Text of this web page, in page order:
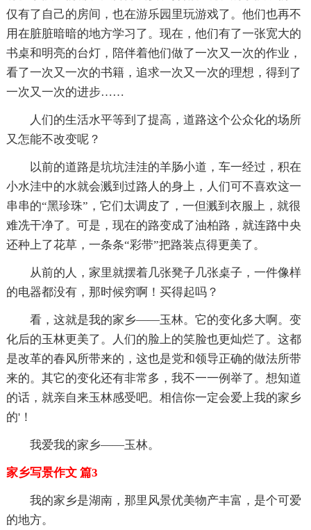
仅有了自己的房间，也在游乐园里玩游戏了。他们也再不
用在脏脏暗暗的地方学习了。现在，他们有了一张宽大的
书桌和明亮的台灯，陪伴着他们做了一次又一次的作业，
看了一次又一次的书籍，追求一次又一次的理想，得到了
一次又一次的进步……
人们的生活水平等到了提高，道路这个公众化的场所
又怎能不改变呢？
以前的道路是坑坑洼洼的羊肠小道，车一经过，积在
小水洼中的水就会溅到过路人的身上，人们可不喜欢这一
串串的“黑珍珠”，它们太调皮了，一但溅到衣服上，就很
难冼干净了。可是，现在的路变成了油柏路，就连路中央
还种上了花草，一条条“彩带”把路装点得更美了。
从前的人，家里就摆着几张凳子几张桌子，一件像样
的电器都没有，那时候穷啊！买得起吗？
看，这就是我的家乡——玉林。它的变化多大啊。变
化后的玉林更美了。人们的脸上的笑脸也更灿烂了。这都
是改革的春风所带来的，这也是党和领导正确的做法所带
来的。其它的变化还有非常多，我不一一例举了。想知道
的话，就亲自来玉林感受吧。相信你一定会爱上我的家乡
的'！
我爱我的家乡——玉林。
家乡写景作文 篇3
我的家乡是湖南，那里风景优美物产丰富，是个可爱
的地方。